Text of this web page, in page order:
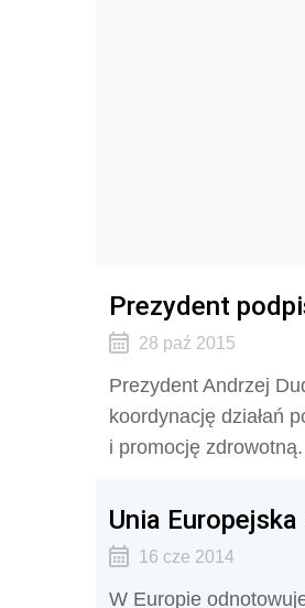
Prezydent
28 paź 2015
Prezydent Andrzej
koordynację działań
i promocję
Unia
16 cze 2014
W Europie